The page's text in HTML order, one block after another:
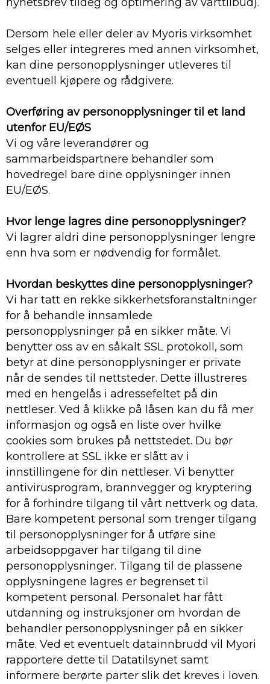
nyhetsbrev tildeg og optimering av vårttilbud).
Dersom hele eller deler av Myoris virksomhet
selges eller integreres med annen virksomhet,
kan dine personopplysninger utleveres til
eventuell kjøpere og rådgivere.
Overføring av personopplysninger til et land
utenfor EU/EØS
Vi og våre leverandører og
sammarbeidspartnere behandler som
hovedregel bare dine opplysninger innen
EU/EØS.
Hvor lenge lagres dine personopplysninger?
Vi lagrer aldri dine personopplysninger lengre
enn hva som er nødvendig for formålet.
Hvordan beskyttes dine personopplysninger?
Vi har tatt en rekke sikkerhetsforanstaltninger
for å behandle innsamlede
personopplysninger på en sikker måte. Vi
benytter oss av en såkalt SSL protokoll, som
betyr at dine personopplysninger er private
når de sendes til nettsteder. Dette illustreres
med en hengelås i adressefeltet på din
nettleser. Ved å klikke på låsen kan du få mer
informasjon og også en liste over hvilke
cookies som brukes på nettstedet. Du bør
kontrollere at SSL ikke er slått av i
innstillingene for din nettleser. Vi benytter
antivirusprogram, brannvegger og kryptering
for å forhindre tilgang til vårt nettverk og data.
Bare kompetent personal som trenger tilgang
til personopplysninger for å utføre sine
arbeidsoppgaver har tilgang til dine
personopplysninger. Tilgang til de plassene
opplysningene lagres er begrenset til
kompetent personal. Personalet har fått
utdanning og instruksjoner om hvordan de
behandler personopplysninger på en sikker
måte. Ved et eventuelt datainnbrudd vil Myori
rapportere dette til Datatilsynet samt
informere berørte parter slik det kreves i loven.